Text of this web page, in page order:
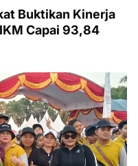
Buktikan Kinerja
Capai 93,84